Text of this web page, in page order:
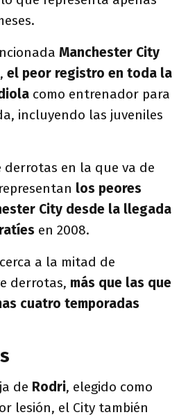
Manchester City
, el peor registro en toda la
como entrenador para
incluyendo las juveniles
derrotas en la que va de
los peores
City desde la llegada
en 2008.
a la mitad de
derrotas, más que las que
cuatro temporadas
de Rodri, elegido como
lesión, el City también